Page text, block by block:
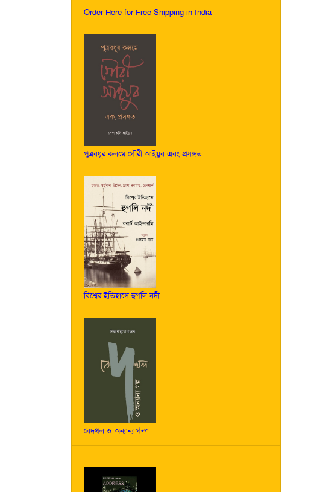
Order Here for Free Shipping in India
পুত্রবধূর কলমে গৌরী আইয়ুব এবং প্রসঙ্গত
বিশ্বের ইতিহাসে হুগলি নদী
বেদখল ও অন্যান্য গল্প